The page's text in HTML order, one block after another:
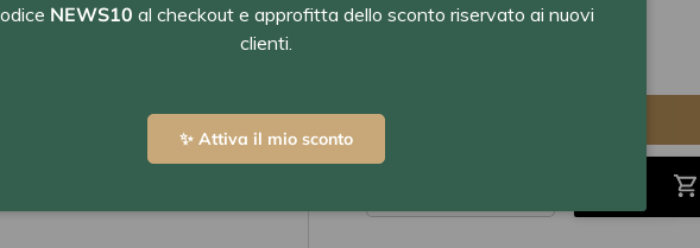
NEWS10 al checkout e approfitta dello sconto riservato ai nuovi
clienti.
✨ Attiva il mio sconto